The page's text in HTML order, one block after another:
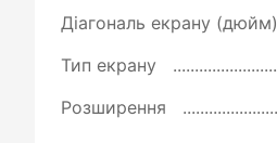
Діагональ екрану (дюйм)
Тип екрану
Розширення